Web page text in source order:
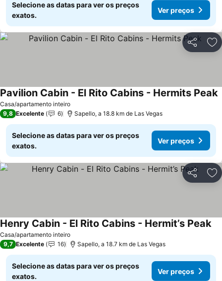
Selecione as datas para ver os preços
exatos.
Ver preços
Partilhar
Casa/apartamento inteiro
Pavilion Cabin - El Rito Cabins - Hermits Peak
9,8 Excelente 6 Sapello, a 18.8 km de Las Vegas
Selecione as datas para ver os preços
exatos.
Ver preços
Partilhar
Casa/apartamento inteiro
Henry Cabin - El Rito Cabins - Hermit’s Peak
9,7 Excelente 16 Sapello, a 18.7 km de Las Vegas
Selecione as datas para ver os preços
exatos.
Ver preços